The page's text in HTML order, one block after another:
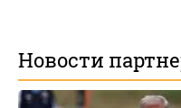
Новости